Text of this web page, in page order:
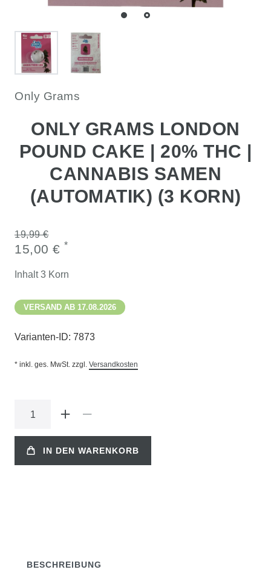
Only Grams
ONLY GRAMS LONDON
POUND CAKE | 20% THC |
CANNABIS SAMEN
(AUTOMATIK) (3 KORN)
19,99 €
15,00 € *
Inhalt3 Korn
VERSAND AB 17.08.2026
Varianten-ID: 7873
* inkl. ges. MwSt. zzgl. Versandkosten
IN DEN WARENKORB
BESCHREIBUNG